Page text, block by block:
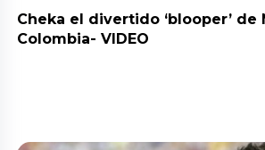
Cheka el divertido ‘blooper’ de
Colombia- VIDEO